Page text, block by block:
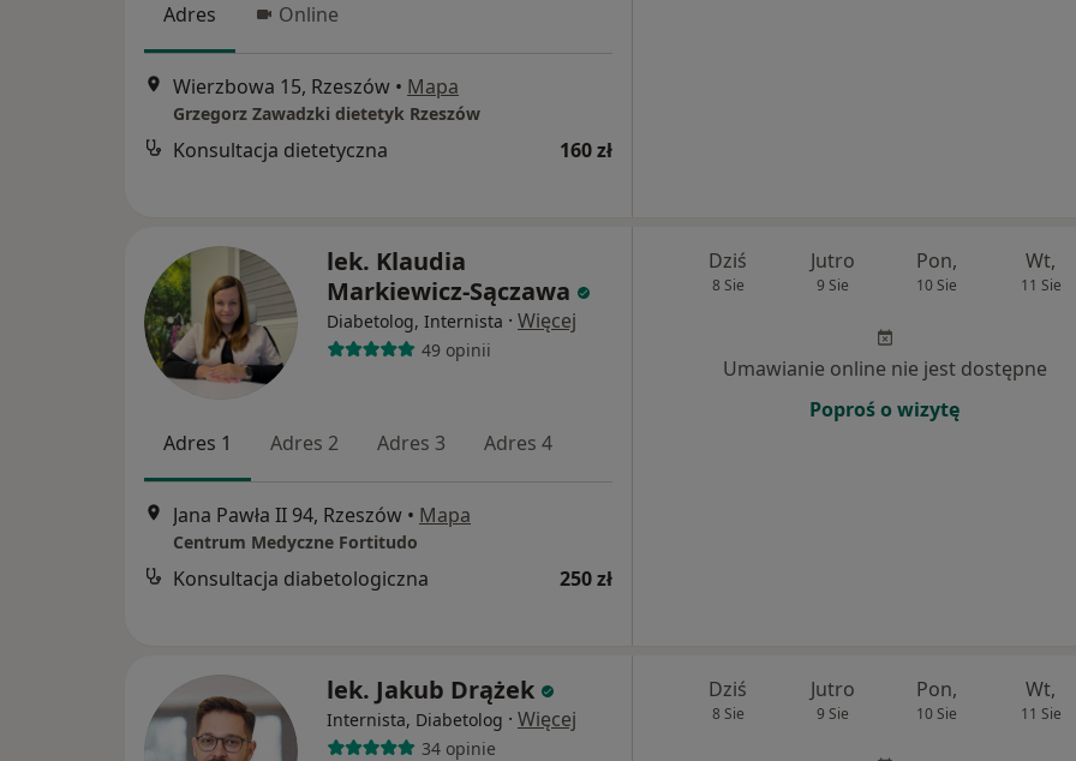
Adres Online
Wierzbowa 15, Rzeszów • Mapa
Grzegorz Zawadzki dietetyk Rzeszów
Konsultacja dietetyczna 160 zł
lek. Klaudia
Markiewicz-Sączawa
Diabetolog, Internista · Więcej
49 opinii
Adres 1 Adres 2 Adres 3 Adres 4
Jana Pawła II 94, Rzeszów • Mapa
Centrum Medyczne Fortitudo
Konsultacja diabetologiczna 250 zł
Dziś
8 Sie
Jutro
9 Sie
Pon,
10 Sie
Wt,
11 Sie
Umawianie online nie jest dostępne
Poproś o wizytę
lek. Jakub Drążek
Internista, Diabetolog · Więcej
34 opinie
Dziś
8 Sie
Jutro
9 Sie
Pon,
10 Sie
Wt,
11 Sie